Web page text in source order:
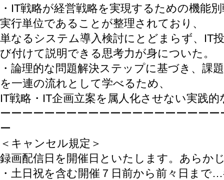
・IT戦略が経営戦略を実現するための機能
実行単位であることが整理されており、
単なるシステム導入検討にとどまらず、IT
び付けて説明できる思考力が身についた。
・論理的な問題解決ステップに基づき、課
を一連の流れとして学べるため、
IT戦略・IT企画立案を属人化させない実践
ーーーーーーーーーーーーーーーーーーー
ー
＜キャンセル規定＞
録画配信日を開催日といたします。あらか
・土日祝を含む開催７日前から前々日まで